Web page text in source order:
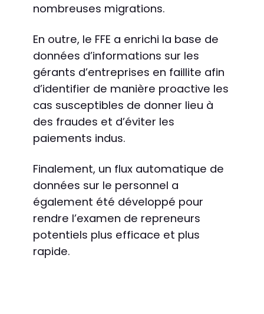
nombreuses migrations.
En outre, le FFE a enrichi la base de
données d’informations sur les
gérants d’entreprises en faillite afin
d’identifier de manière proactive les
cas susceptibles de donner lieu à
des fraudes et d’éviter les
paiements indus.
Finalement, un flux automatique de
données sur le personnel a
également été développé pour
rendre l’examen de repreneurs
potentiels plus efficace et plus
rapide.